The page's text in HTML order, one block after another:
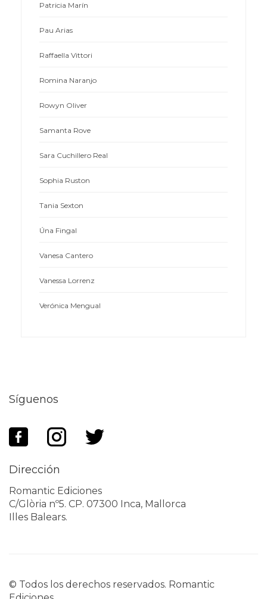
Patricia Marín
Pau Arias
Raffaella Vittori
Romina Naranjo
Rowyn Oliver
Samanta Rove
Sara Cuchillero Real
Sophia Ruston
Tania Sexton
Úna Fingal
Vanesa Cantero
Vanessa Lorrenz
Verónica Mengual
Síguenos
Dirección
Romantic Ediciones
C/Glòria nº5. CP. 07300 Inca, Mallorca
Illes Balears.
© Todos los derechos reservados. Romantic